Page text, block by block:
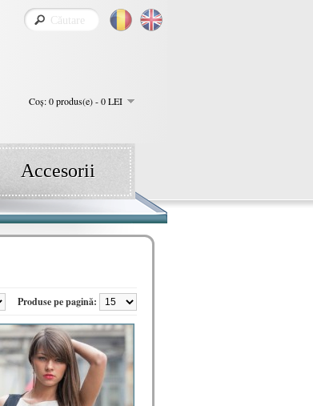
Coş: 0 produs(e) - 0 LEI
Accesorii
Produse pe pagină: